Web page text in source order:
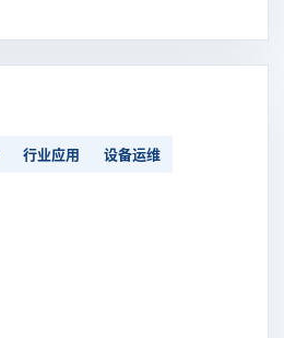
行业应用
设备运维